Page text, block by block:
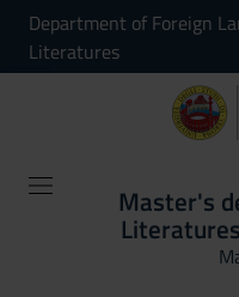
Department of Foreign
Literatures
Master's